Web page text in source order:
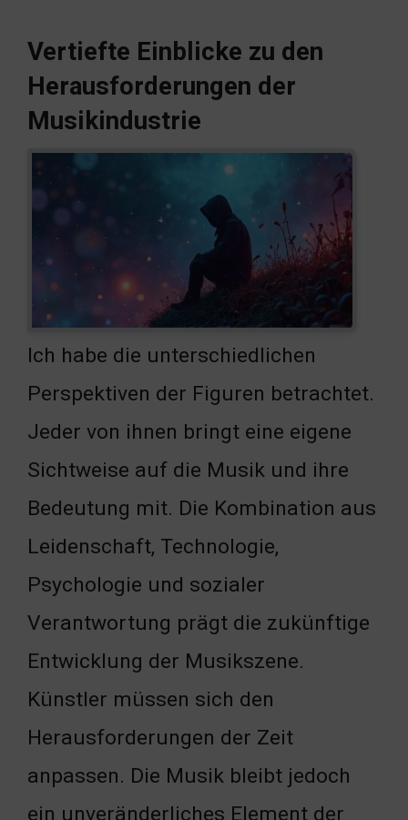
Vertiefte Einblicke zu den
Herausforderungen der
Musikindustrie
Ich habe die unterschiedlichen
Perspektiven der Figuren betrachtet.
Jeder von ihnen bringt eine eigene
Sichtweise auf die Musik und ihre
Bedeutung mit. Die Kombination aus
Leidenschaft, Technologie,
Psychologie und sozialer
Verantwortung prägt die zukünftige
Entwicklung der Musikszene.
Künstler müssen sich den
Herausforderungen der Zeit
anpassen. Die Musik bleibt jedoch
ein unveränderliches Element der